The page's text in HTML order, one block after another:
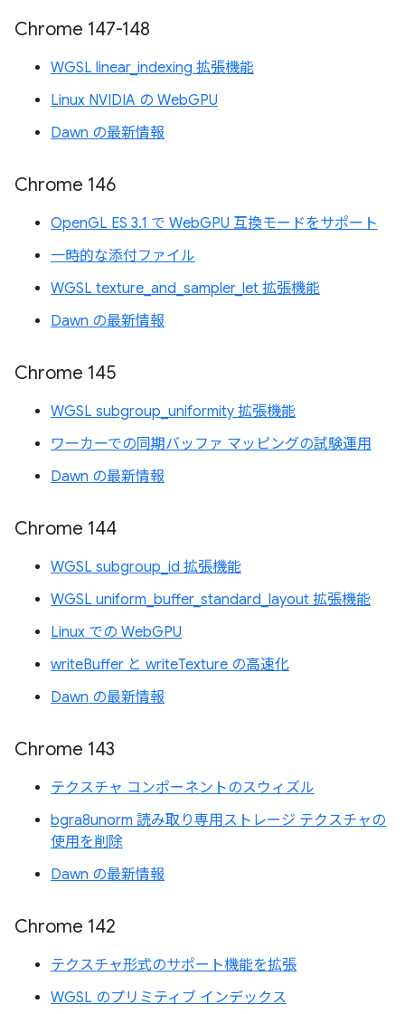
Chrome 147-148
WGSL linear_indexing 拡張機能
Linux NVIDIA の WebGPU
Dawn の最新情報
Chrome 146
OpenGL ES 3.1 で WebGPU 互換モードをサポート
一時的な添付ファイル
WGSL texture_and_sampler_let 拡張機能
Dawn の最新情報
Chrome 145
WGSL subgroup_uniformity 拡張機能
ワーカーでの同期バッファ マッピングの試験運用
Dawn の最新情報
Chrome 144
WGSL subgroup_id 拡張機能
WGSL uniform_buffer_standard_layout 拡張機能
Linux での WebGPU
writeBuffer と writeTexture の高速化
Dawn の最新情報
Chrome 143
テクスチャ コンポーネントのスウィズル
bgra8unorm 読み取り専用ストレージ テクスチャの
使用を削除
Dawn の最新情報
Chrome 142
テクスチャ形式のサポート機能を拡張
WGSL のプリミティブ インデックス